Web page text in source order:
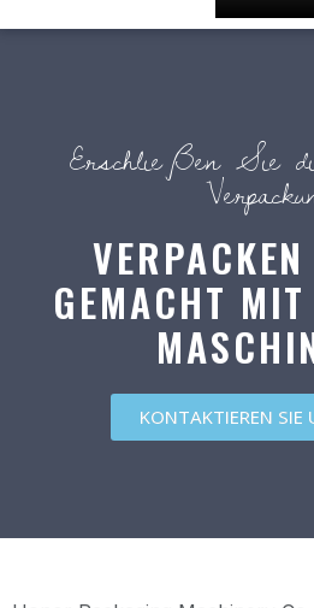
Erschließen Sie
GEMACHT
KONTAKTIEREN SIE